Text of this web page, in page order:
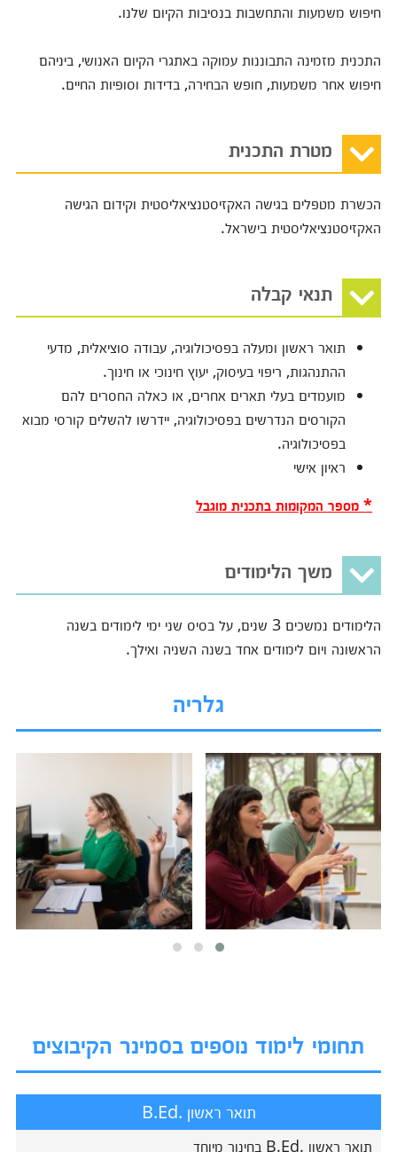
חיפוש משמעות והתחשבות בנסיבות הקיום שלנו.
התכנית מזמינה התבוננות עמוקה באתגרי הקיום האנושי, ביניהם
חיפוש אחר משמעות, חופש הבחירה, בדידות וסופיות החיים.
מטרת התכנית
הכשרת מטפלים בגישה האקזיסטנציאליסטית וקידום הגישה
האקזיסטנציאליסטית בישראל.
תנאי קבלה
תואר ראשון ומעלה בפסיכולוגיה, עבודה סוציאלית, מדעי
ההתנהגות, ריפוי בעיסוק, יעוץ חינוכי או חינוך.
מועמדים בעלי תארים אחרים, או כאלה החסרים להם
הקורסים הנדרשים בפסיכולוגיה, יידרשו להשלים קורסי מבוא
בפסיכולוגיה.
ראיון אישי
* מספר המקומות בתכנית מוגבל
משך הלימודים
הלימודים נמשכים 3 שנים, על בסיס שני ימי לימודים בשנה
הראשונה ויום לימודים אחד בשנה השניה ואילך.
גלריה
תחומי לימוד נוספים בסמינר הקיבוצים
תואר ראשון .B.Ed
תואר ראשון .B.Ed בחינוך מיוחד